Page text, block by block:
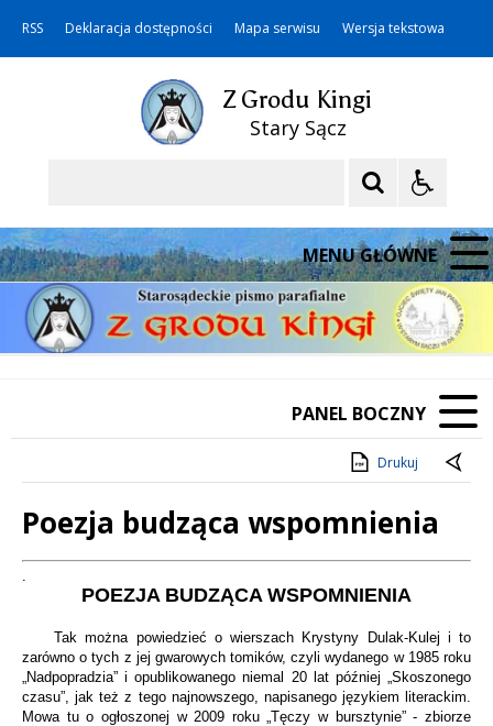
RSS Deklaracja dostępności Mapa serwisu Wersja tekstowa
Z Grodu Kingi
Stary Sącz
MENU GŁÓWNE
PANEL BOCZNY
Drukuj
Poezja budząca wspomnienia
Treść
POEZJA BUDZĄCA WSPOMNIENIA
Tak można powiedzieć o wierszach Krystyny Dulak-Kulej i to
zarówno o tych z jej gwarowych tomików, czyli wydanego w 1985 roku
„Nadpopradzia” i opublikowanego niemal 20 lat później „Skoszonego
czasu”, jak też z tego najnowszego, napisanego językiem literackim.
Mowa tu o ogłoszonej w 2009 roku „Tęczy w bursztynie” - zbiorze